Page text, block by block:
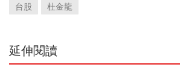
台股
杜金龍
延伸閱讀